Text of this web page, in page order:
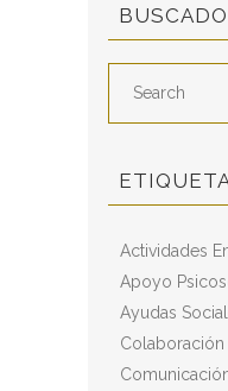
Actividades
Apoyo
Ayudas
Colaboración